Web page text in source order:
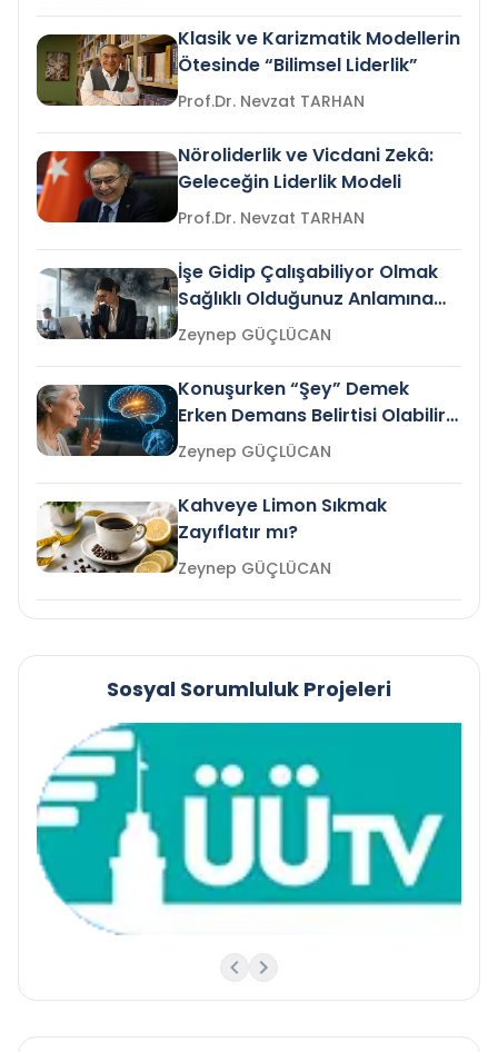
Klasik ve Karizmatik Modellerin
Ötesinde “Bilimsel Liderlik”
Prof.Dr. Nevzat TARHAN
Nöroliderlik ve Vicdani Zekâ:
Geleceğin Liderlik Modeli
Prof.Dr. Nevzat TARHAN
İşe Gidip Çalışabiliyor Olmak
Sağlıklı Olduğunuz Anlamına
Gelir mi?Zeynep GÜÇLÜCAN
Konuşurken “Şey” Demek
Erken Demans Belirtisi Olabilir
mi?
Zeynep GÜÇLÜCAN
Kahveye Limon Sıkmak
Zayıflatır mı?
Zeynep GÜÇLÜCAN
Sosyal Sorumluluk Projeleri